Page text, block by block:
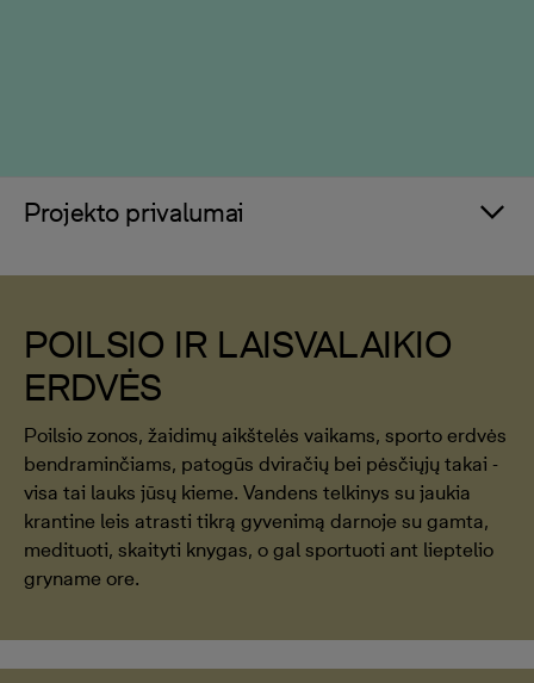
Projekto privalumai
POILSIO IR LAISVALAIKIO
ERDVĖS
Poilsio zonos, žaidimų aikštelės vaikams, sporto erdvės
bendraminčiams, patogūs dviračių bei pėsčiųjų takai -
visa tai lauks jūsų kieme. Vandens telkinys su jaukia
krantine leis atrasti tikrą gyvenimą darnoje su gamta,
medituoti, skaityti knygas, o gal sportuoti ant lieptelio
gryname ore.